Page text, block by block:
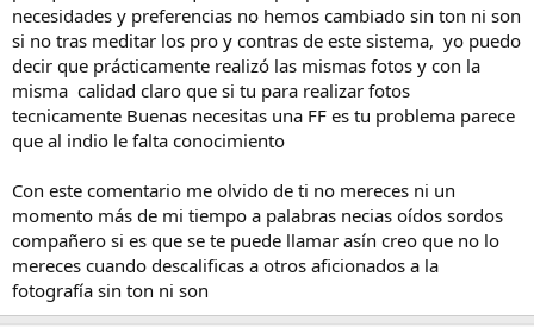
necesidades y preferencias no hemos cambiado sin ton ni son
si no tras meditar los pro y contras de este sistema, yo puedo
decir que prácticamente realizó las mismas fotos y con la
misma calidad claro que si tu para realizar fotos
tecnicamente Buenas necesitas una FF es tu problema parece
que al indio le falta conocimiento
Con este comentario me olvido de ti no mereces ni un
momento más de mi tiempo a palabras necias oídos sordos
compañero si es que se te puede llamar asín creo que no lo
mereces cuando descalificas a otros aficionados a la
fotografía sin ton ni son